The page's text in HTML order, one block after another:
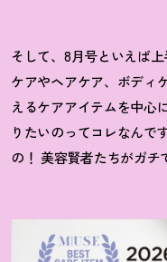
そして、8月号といえば
ケアやヘアケア、ボディ
えるケアアイテムを中心
りたいのってコレなんで
の ！ 美容賢者たちがガチ